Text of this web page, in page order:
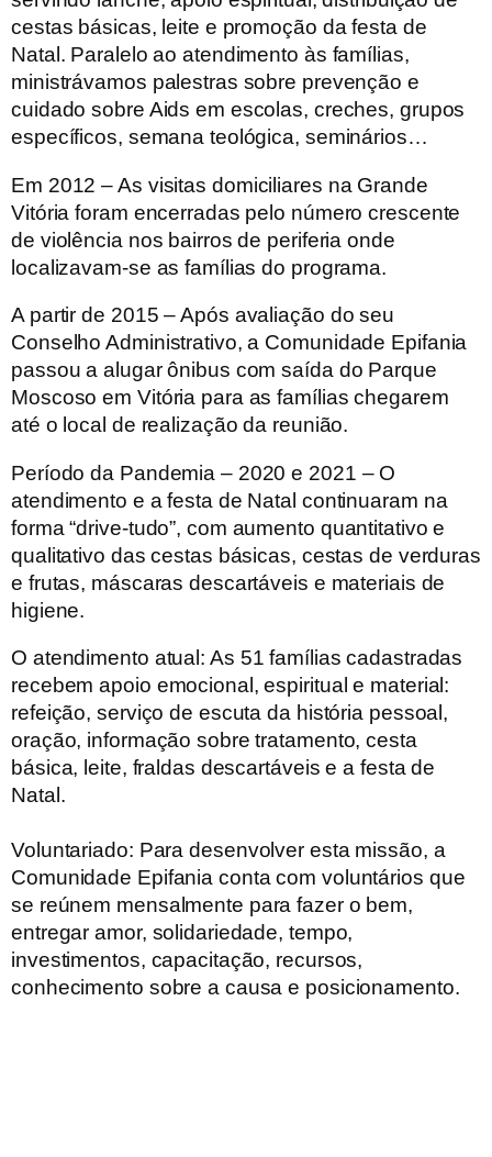
cestas básicas, leite e promoção da festa de
Natal. Paralelo ao atendimento às famílias,
ministrávamos palestras sobre prevenção e
cuidado sobre Aids em escolas, creches, grupos
específicos, semana teológica, seminários…
Em 2012 – As visitas domiciliares na Grande
Vitória foram encerradas pelo número crescente
de violência nos bairros de periferia onde
localizavam-se as famílias do programa.
A partir de 2015– Após avaliação do seu
Conselho Administrativo, a Comunidade Epifania
passou a alugar ônibus com saída do Parque
Moscoso em Vitória para as famílias chegarem
até o local de realização da reunião.
Período da Pandemia – 2020 e 2021 – O
atendimento e a festa de Natal continuaram na
forma “drive-tudo”, com aumento quantitativo e
qualitativo das cestas básicas, cestas de verduras
e frutas, máscaras descartáveis e materiais de
higiene.
O atendimento atual: As 51 famílias cadastradas
recebem apoio emocional, espiritual e material:
refeição, serviço de escuta da história pessoal,
oração, informação sobre tratamento, cesta
básica, leite, fraldas descartáveis e a festa de
Natal.
Voluntariado: Para desenvolver esta missão, a
Comunidade Epifania conta com voluntários que
se reúnem mensalmente para fazer o bem,
entregar amor, solidariedade, tempo,
investimentos, capacitação, recursos,
conhecimento sobre a causa e posicionamento.